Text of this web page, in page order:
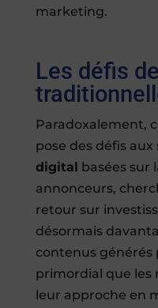
marketing.
Les défis
Paradoxalement,
pose des défis
digital basées sur
annonceurs,
retour sur
désormais
contenus générés
primordial que les
leur approche en